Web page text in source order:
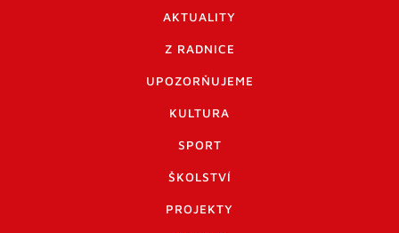
AKTUALITY
Z RADNICE
UPOZORŇUJEME
KULTURA
SPORT
ŠKOLSTVÍ
PROJEKTY